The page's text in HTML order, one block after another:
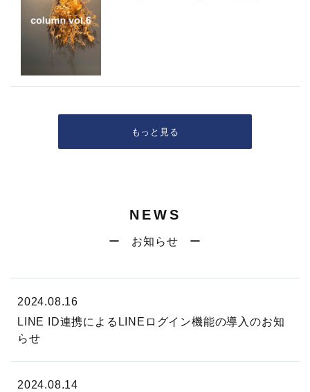
もっと見る
NEWS
ー お知らせ ー
2024.08.16
LINE ID連携によるLINEログイン機能の導入のお知
らせ
2024.08.14